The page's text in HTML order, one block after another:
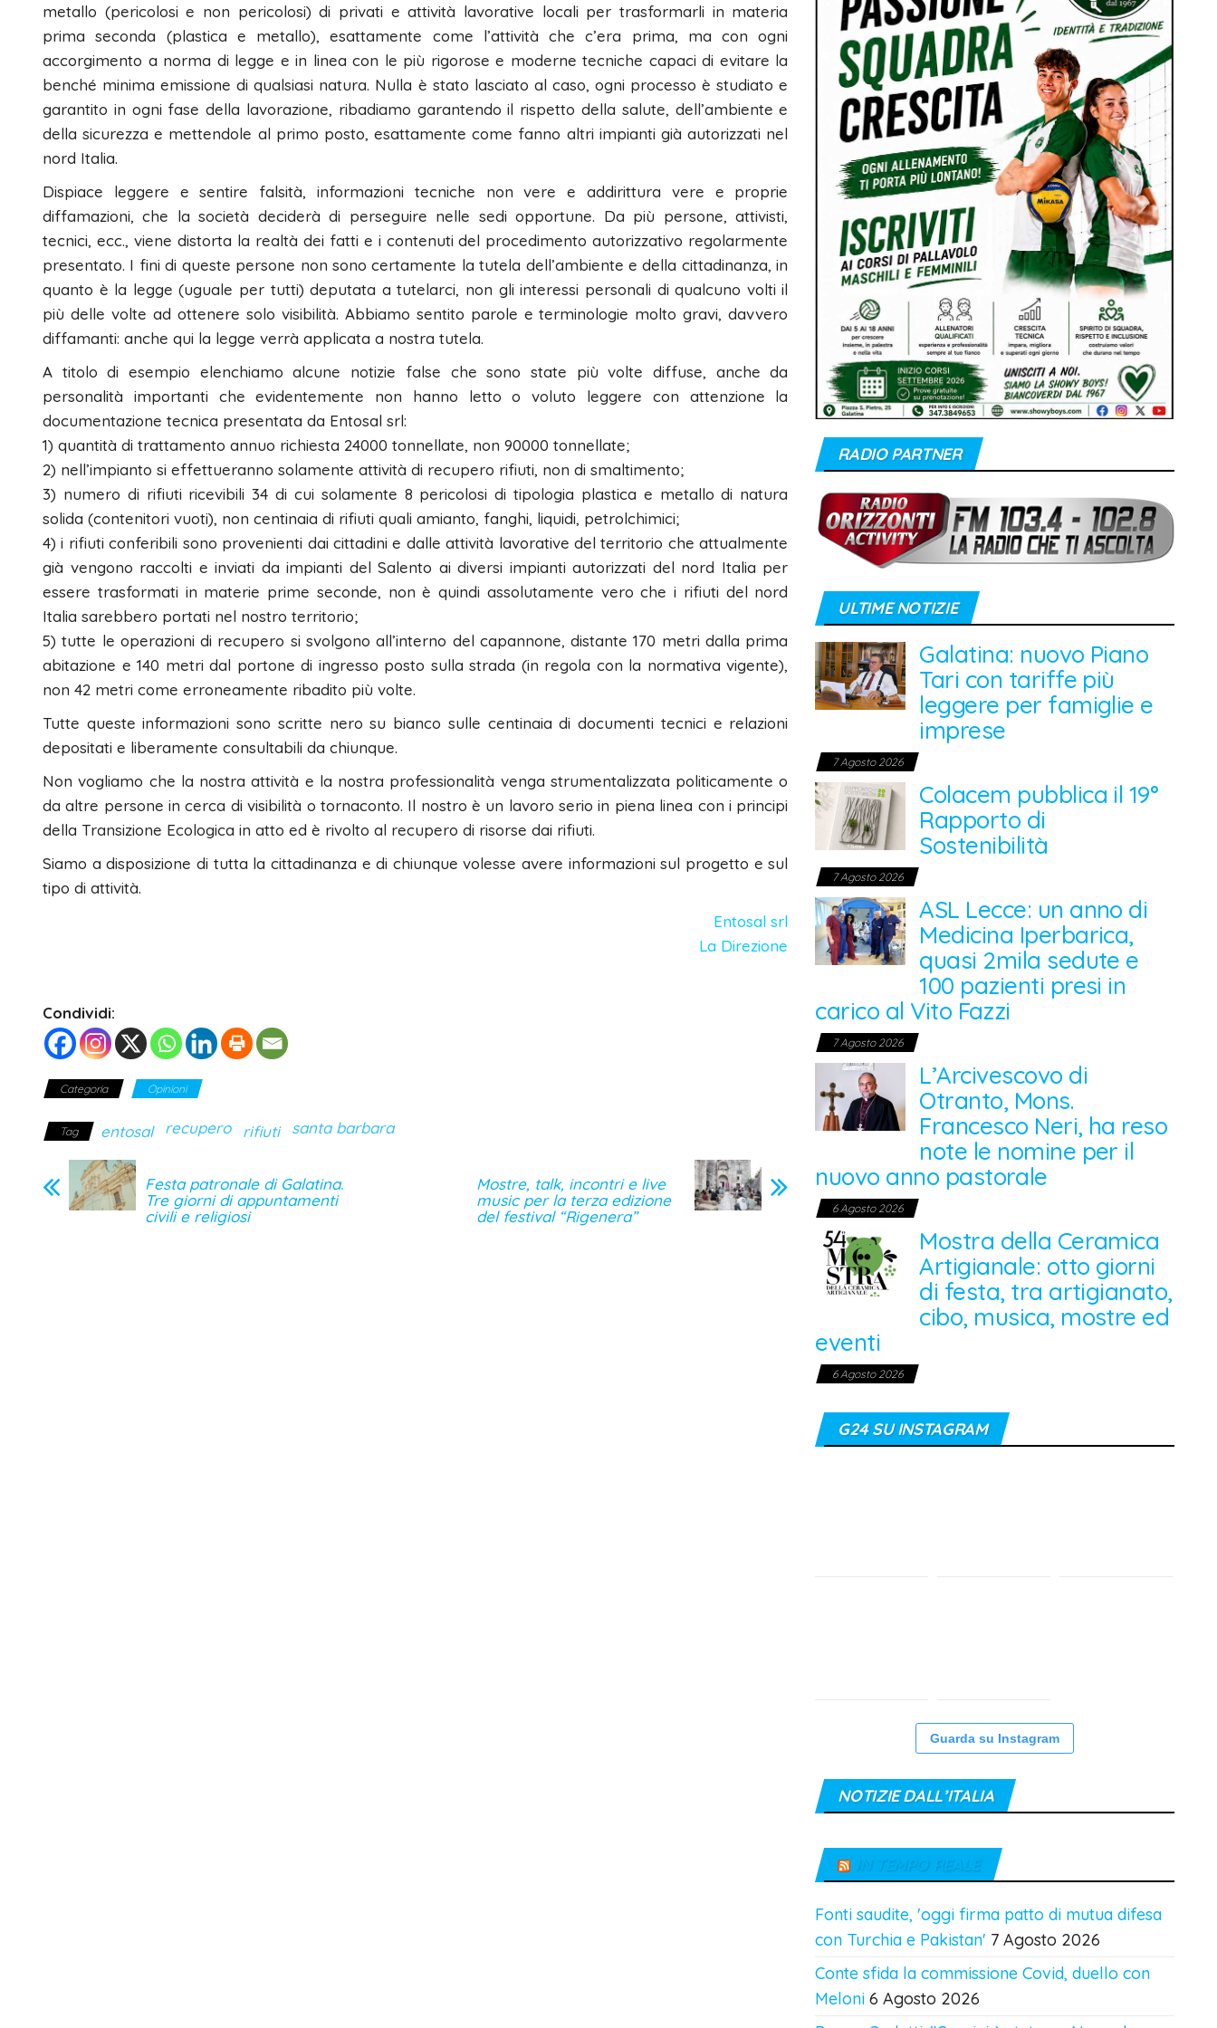
metallo (pericolosi e non pericolosi) di privati e attività lavorative locali per trasformarli in materia
prima seconda (plastica e metallo), esattamente come l’attività che c’era prima, ma con ogni
accorgimento a norma di legge e in linea con le più rigorose e moderne tecniche capaci di evitare la
benché minima emissione di qualsiasi natura. Nulla è stato lasciato al caso, ogni processo è studiato e
garantito in ogni fase della lavorazione, ribadiamo garantendo il rispetto della salute, dell’ambiente e
della sicurezza e mettendole al primo posto, esattamente come fanno altri impianti già autorizzati nel
nord Italia.
Dispiace leggere e sentire falsità, informazioni tecniche non vere e addirittura vere e proprie
diffamazioni, che la società deciderà di perseguire nelle sedi opportune. Da più persone, attivisti,
tecnici, ecc., viene distorta la realtà dei fatti e i contenuti del procedimento autorizzativo regolarmente
presentato. I fini di queste persone non sono certamente la tutela dell’ambiente e della cittadinanza, in
quanto è la legge (uguale per tutti) deputata a tutelarci, non gli interessi personali di qualcuno volti il
più delle volte ad ottenere solo visibilità. Abbiamo sentito parole e terminologie molto gravi, davvero
diffamanti: anche qui la legge verrà applicata a nostra tutela.
A titolo di esempio elenchiamo alcune notizie false che sono state più volte diffuse, anche da
personalità importanti che evidentemente non hanno letto o voluto leggere con attenzione la
documentazione tecnica presentata da Entosal srl:
1) quantità di trattamento annuo richiesta 24000 tonnellate, non 90000 tonnellate;
2) nell’impianto si effettueranno solamente attività di recupero rifiuti, non di smaltimento;
3) numero di rifiuti ricevibili 34 di cui solamente 8 pericolosi di tipologia plastica e metallo di natura
solida (contenitori vuoti), non centinaia di rifiuti quali amianto, fanghi, liquidi, petrolchimici;
4) i rifiuti conferibili sono provenienti dai cittadini e dalle attività lavorative del territorio che attualmente
già vengono raccolti e inviati da impianti del Salento ai diversi impianti autorizzati del nord Italia per
essere trasformati in materie prime seconde, non è quindi assolutamente vero che i rifiuti del nord
Italia sarebbero portati nel nostro territorio;
5) tutte le operazioni di recupero si svolgono all’interno del capannone, distante 170 metri dalla prima
abitazione e 140 metri dal portone di ingresso posto sulla strada (in regola con la normativa vigente),
non 42 metri come erroneamente ribadito più volte.
Tutte queste informazioni sono scritte nero su bianco sulle centinaia di documenti tecnici e relazioni
depositati e liberamente consultabili da chiunque.
Non vogliamo che la nostra attività e la nostra professionalità venga strumentalizzata politicamente o
da altre persone in cerca di visibilità o tornaconto. Il nostro è un lavoro serio in piena linea con i principi
della Transizione Ecologica in atto ed è rivolto al recupero di risorse dai rifiuti.
Siamo a disposizione di tutta la cittadinanza e di chiunque volesse avere informazioni sul progetto e sul
tipo di attività.
Entosal srl
La Direzione
Condividi:
Categoria Opinioni
Tag entosal recupero rifiuti santa barbara
Festa patronale di Galatina.
Tre giorni di appuntamenti
civili e religiosi
Mostre, talk, incontri e live
music per la terza edizione
del festival “Rigenera”
RADIO PARTNER
ULTIME NOTIZIE
Galatina: nuovo Piano
Tari con tariffe più
leggere per famiglie e
imprese
7 Agosto 2026
Colacem pubblica il 19°
Rapporto di
Sostenibilità
7 Agosto 2026
ASL Lecce: un anno di
Medicina Iperbarica,
quasi 2mila sedute e
100 pazienti presi in
carico al Vito Fazzi
7 Agosto 2026
L’Arcivescovo di
Otranto, Mons.
Francesco Neri, ha reso
note le nomine per il
nuovo anno pastorale
6 Agosto 2026
Mostra della Ceramica
Artigianale: otto giorni
di festa, tra artigianato,
cibo, musica, mostre ed
eventi
6 Agosto 2026
G24 SU INSTAGRAM
Guarda su Instagram
NOTIZIE DALL’ITALIA
IN TEMPO REALE
Fonti saudite, 'oggi firma patto di mutua difesa
con Turchia e Pakistan' 7 Agosto 2026
Conte sfida la commissione Covid, duello con
Meloni 6 Agosto 2026